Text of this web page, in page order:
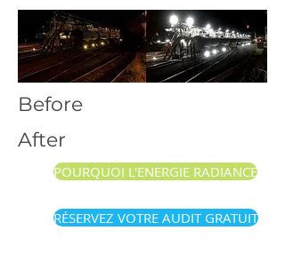
Before
After
POURQUOI L'ENERGIE RADIANCE
RÉSERVEZ VOTRE AUDIT GRATUIT